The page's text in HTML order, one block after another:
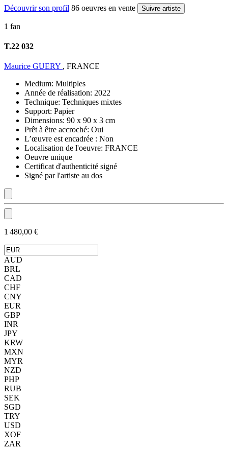
Découvrir son profil 86 oeuvres en vente Suivre artiste
1 fan
T.22 032
Maurice GUERY , FRANCE
Medium: Multiples
Année de réalisation: 2022
Technique: Techniques mixtes
Support: Papier
Dimensions: 90 x 90 x 3 cm
Prêt à être accroché: Oui
L’œuvre est encadrée : Non
Localisation de l'oeuvre: FRANCE
Oeuvre unique
Certificat d'authenticité signé
Signé par l'artiste au dos
1 480,00 €
AUD
BRL
CAD
CHF
CNY
EUR
GBP
INR
JPY
KRW
MXN
MYR
NZD
PHP
RUB
SEK
SGD
TRY
USD
XOF
ZAR